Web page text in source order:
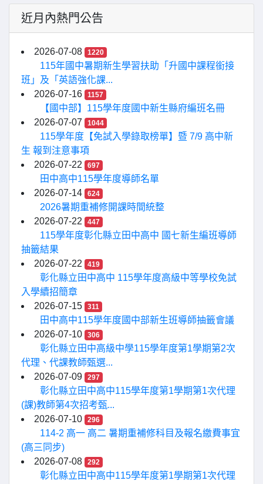
近月內熱門公告
2026-07-08 1220
115年國中暑期新生學習扶助「升國中課程銜接
班」及「英語強化課...
2026-07-16
1157
【國中部】115學年度國中新生縣府編班名冊
2026-07-07
1044
115學年度【免試入學錄取榜單】暨 7/9 高中新
生 報到注意事項
2026-07-22
697
田中高中115學年度導師名單
2026-07-14
624
2026暑期重補修開課時間統整
2026-07-22
447
115學年度彰化縣立田中高中 國七新生編班導師
抽籤結果
2026-07-22
419
彰化縣立田中高中 115學年度高級中等學校免試
入學續招簡章
2026-07-15
311
田中高中115學年度國中部新生班導師抽籤會議
2026-07-10
306
彰化縣立田中高級中學115學年度第1學期第2次
代理、代課教師甄選...
2026-07-09
297
彰化縣立田中高中115學年度第1學期第1次代理
(課)教師第4次招考甄...
2026-07-10
296
114-2 高一 高二 暑期重補修科目及報名繳費事宜
(高三同步)
2026-07-08
292
彰化縣立田中高中115學年度第1學期第1次代理